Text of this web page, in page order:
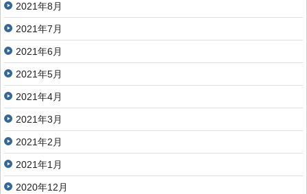
2021年8月
2021年7月
2021年6月
2021年5月
2021年4月
2021年3月
2021年2月
2021年1月
2020年12月